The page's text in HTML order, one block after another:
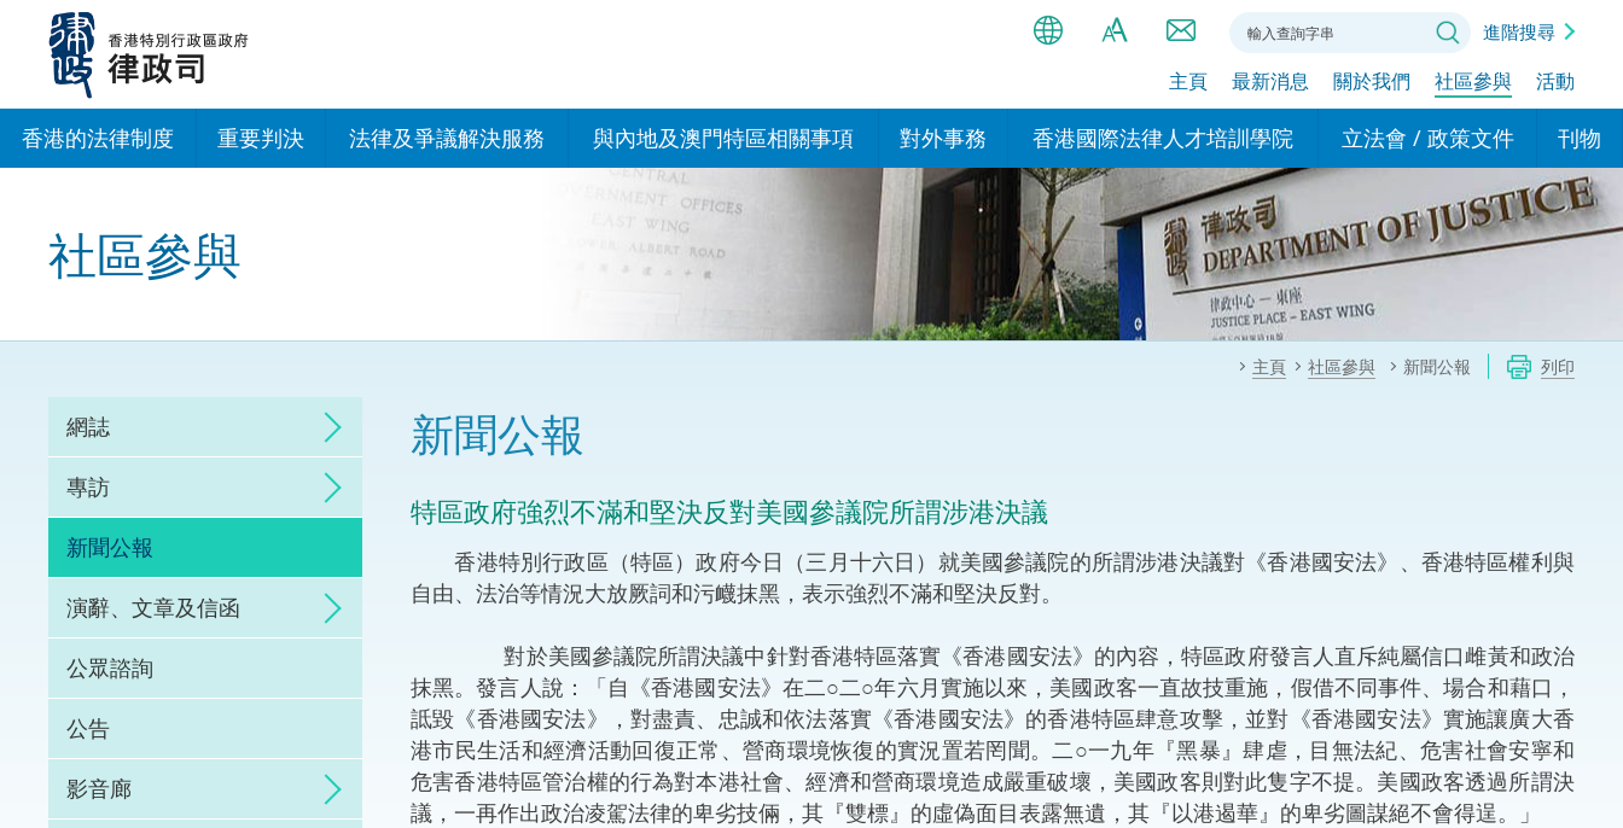
內
简
EN
Bahasa Indonesia (印尼語)
हिन्दी (印度語)
नेपाली (尼泊爾語)
Tiếng Việt (越南語)
A
A
進階搜尋
主頁 最新消息 關於我們 社區參與 活動
香港的法律制度 重要判決 法律及爭議解決服務
訴訟
網上爭議解決及法律科技
體育爭議解決先導計劃
能力建設
法律樞紐
促成交易和爭議解決服務中心
與內地及澳門特區相關事項
與內地的安排
香港與內地相互認可和執行民
商事案件判決的安排
關於建立更緊密經貿關係的安
與澳門特區的安排
“一帶一路”建設
對外事務
國際政府機構在香港設立辦事
處或運作
多邊協定
其他協定
香港國際法律人才培訓學院
我們的學院
我們的專家委員會
我們的辦公室
我們的培訓課程和能力建設項
立法會 / 政策文件
現行政策措施
政策文件
特別財務委員會
刊物
基本
民事
法律
維護
刑事
相互
社區參與
主頁 社區參與 新聞公報 列印
網誌
專訪
新聞公報
演辭、文章及信函
公眾諮詢
公告
影音廊
新聞公報
特區政府強烈不滿和堅決反對美國參議院所謂涉港決議
香港特別行政區（特區）政府今日（三月十六日）就美國參議院的所謂涉港決議對《香港國安法》、香港特區權利與
自由、法治等情況大放厥詞和污衊抹黑，表示強烈不滿和堅決反對。
對於美國參議院所謂決議中針對香港特區落實《香港國安法》的內容，特區政府發言人直斥純屬信口雌黃和政治
抹黑。發言人說：「自《香港國安法》在二○二○年六月實施以來，美國政客一直故技重施，假借不同事件、場合和藉口，
詆毀《香港國安法》，對盡責、忠誠和依法落實《香港國安法》的香港特區肆意攻擊，並對《香港國安法》實施讓廣大香
港市民生活和經濟活動回復正常、營商環境恢復的實況置若罔聞。二○一九年『黑暴』肆虐，目無法紀、危害社會安寧和
危害香港特區管治權的行為對本港社會、經濟和營商環境造成嚴重破壞，美國政客則對此隻字不提。美國政客透過所謂決
議，一再作出政治凌駕法律的卑劣技倆，其『雙標』的虛偽面目表露無遺，其『以港遏華』的卑劣圖謀絕不會得逞。」